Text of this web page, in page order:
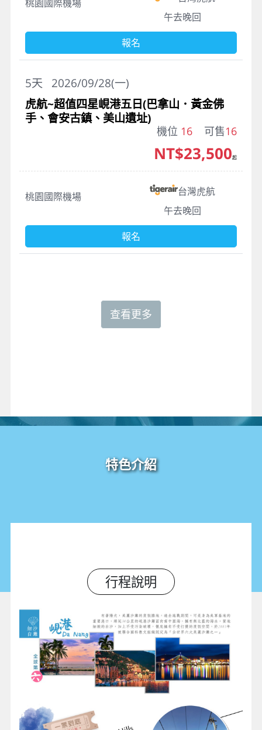
特色介紹
行程說明
桃園國際機場
午去晚回
報名
2026/09/28(一)
5天
虎航~超值四星峴港五日(巴拿山．黃金佛
手、會安古鎮、美山遺址)
機位 16 可售16
桃園國際機場
台灣虎航
午去晚回
NT$23,500起
報名
查看更多